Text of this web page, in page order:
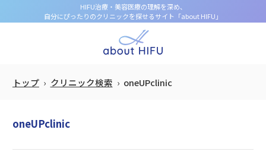
HIFU治療・美容医療の理解を深め、
自分にぴったりのクリニックを探せるサイト「about HIFU」
トップ クリニック検索 oneUPclinic
oneUPclinic